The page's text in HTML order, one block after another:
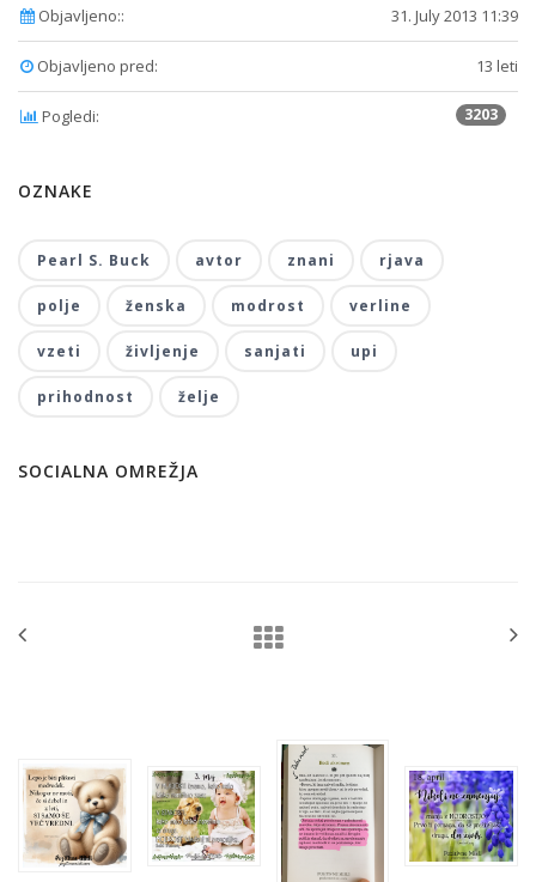
Objavljeno:: 31. July 2013 11:39
Objavljeno pred: 13 leti
Pogledi: 3203
OZNAKE
Pearl S. Buck avtor znani rjava
polje ženska modrost verline
vzeti življenje sanjati upi
prihodnost želje
SOCIALNA OMREŽJA